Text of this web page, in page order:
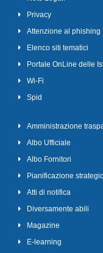
Privacy
Attenzione al phishing
Elenco siti tematici
Portale OnLine delle
Wi-Fi
Spid
Amministrazione
Albo Ufficiale
Albo Fornitori
Pianificazione
Atti di notifica
Diversamente abili
Magazine
E-learning